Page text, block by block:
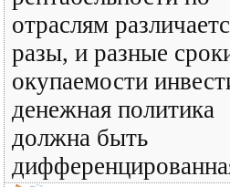
отраслям
разы, и разные
окупаемости
денежная политика
должна быть